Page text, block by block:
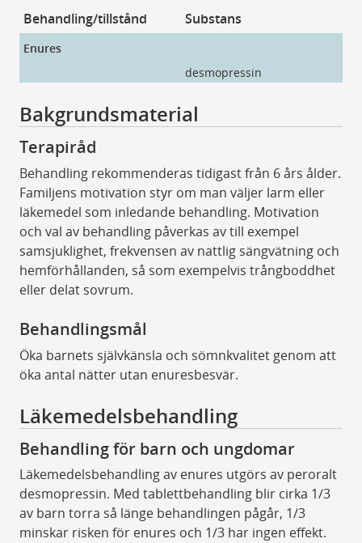
Behandling/tillstånd Substans
Enures
desmopressin
Bakgrundsmaterial
Terapiråd
Behandling rekommenderas tidigast från 6 års ålder.
Familjens motivation styr om man väljer larm eller
läkemedel som inledande behandling. Motivation
och val av behandling påverkas av till exempel
samsjuklighet, frekvensen av nattlig sängvätning och
hemförhållanden, så som exempelvis trångboddhet
eller delat sovrum.
Behandlingsmål
Öka barnets självkänsla och sömnkvalitet genom att
öka antal nätter utan enuresbesvär.
Läkemedelsbehandling
Behandling för barn och ungdomar
Läkemedelsbehandling av enures utgörs av peroralt
desmopressin. Med tablettbehandling blir cirka 1/3
av barn torra så länge behandlingen pågår, 1/3
minskar risken för enures och 1/3 har ingen effekt.